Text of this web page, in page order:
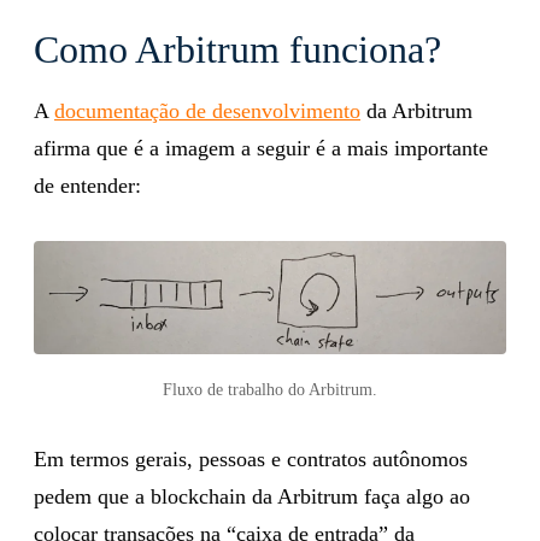
Como Arbitrum funciona?
A documentação de desenvolvimento da Arbitrum
afirma que é a imagem a seguir é a mais importante
de entender:
Fluxo de trabalho do Arbitrum.
Em termos gerais, pessoas e contratos autônomos
pedem que a blockchain da Arbitrum faça algo ao
colocar transações na “caixa de entrada” da